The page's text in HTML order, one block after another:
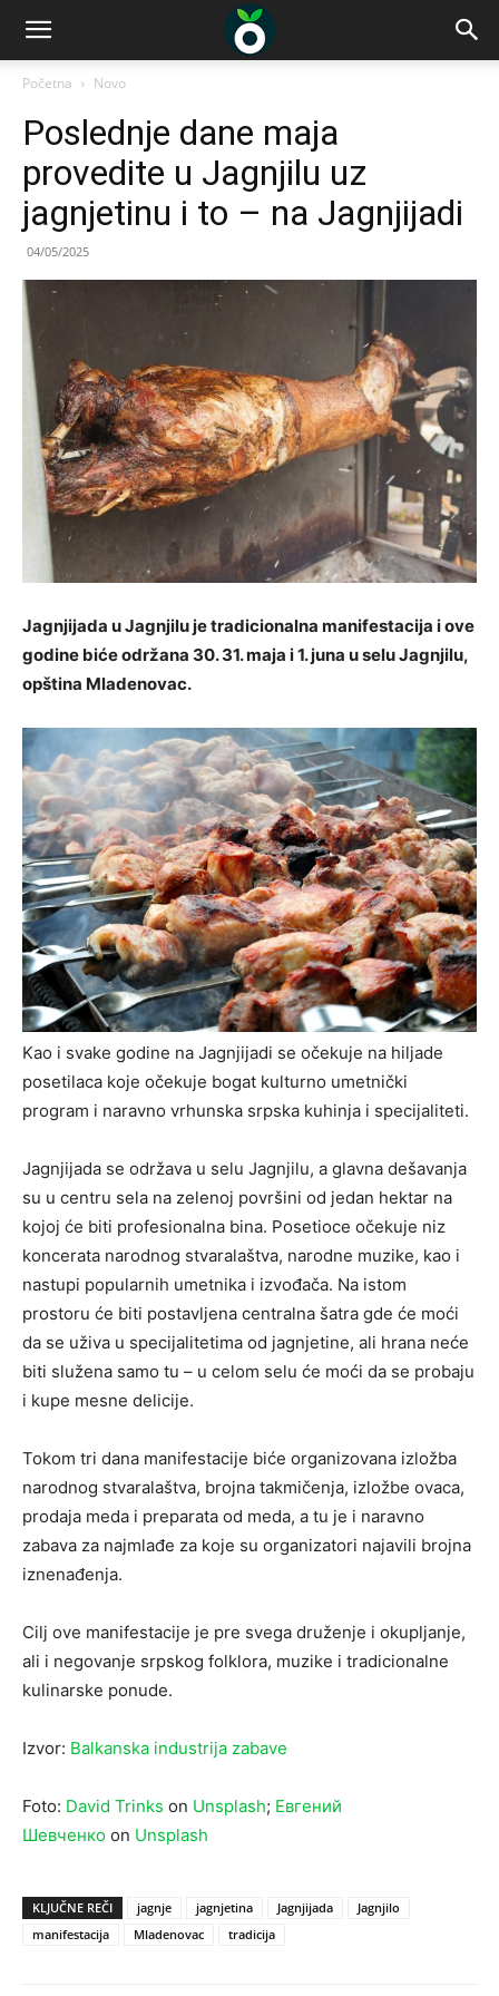
Početna Novo
Poslednje dane maja
provedite u Jagnjilu uz
jagnjetinu i to – na Jagnjijadi
04/05/2025
Jagnjijada u Jagnjilu je tradicionalna manifestacija i ove
godine biće održana 30. 31. maja i 1. juna u selu Jagnjilu,
opština Mladenovac.
Kao i svake godine na Jagnjijadi se očekuje na hiljade
posetilaca koje očekuje bogat kulturno umetnički
program i naravno vrhunska srpska kuhinja i specijaliteti.
Jagnjijada se održava u selu Jagnjilu, a glavna dešavanja
su u centru sela na zelenoj površini od jedan hektar na
kojoj će biti profesionalna bina. Posetioce očekuje niz
koncerata narodnog stvaralaštva, narodne muzike, kao i
nastupi popularnih umetnika i izvođača. Na istom
prostoru će biti postavljena centralna šatra gde će moći
da se uživa u specijalitetima od jagnjetine, ali hrana neće
biti služena samo tu – u celom selu će moći da se probaju
i kupe mesne delicije.
Tokom tri dana manifestacije biće organizovana izložba
narodnog stvaralaštva, brojna takmičenja, izložbe ovaca,
prodaja meda i preparata od meda, a tu je i naravno
zabava za najmlađe za koje su organizatori najavili brojna
iznenađenja.
Cilj ove manifestacije je pre svega druženje i okupljanje,
ali i negovanje srpskog folklora, muzike i tradicionalne
kulinarske ponude.
Izvor: Balkanska industrija zabave
Foto: David Trinks on Unsplash; Евгений
Шевченко on Unsplash
KLJUČNE REČI jagnje jagnjetina Jagnjijada
Jagnjilo
manifestacija
Mladenovac tradicija